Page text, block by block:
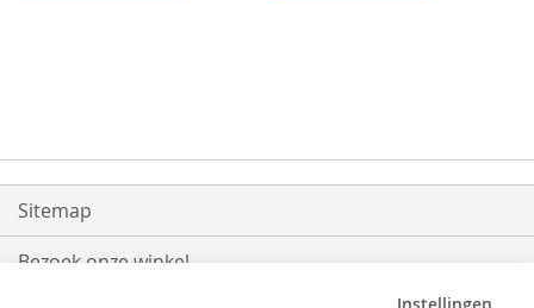
Sitemap
Bezoek onze winkel